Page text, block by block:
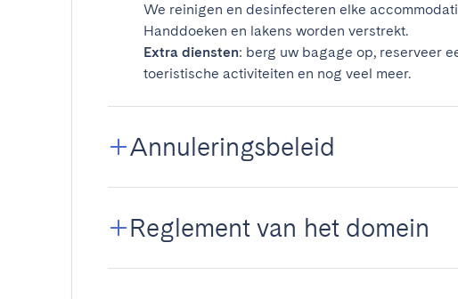
We reinigen en desinfecteren elke
Handdoeken en lakens worden verstrekt.
Extra diensten: berg uw bagage op, reserveer
toeristische activiteiten en nog veel meer.
Annuleringsbeleid
Reglement van het domein